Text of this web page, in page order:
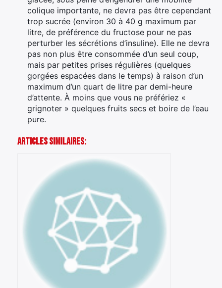
colique importante, ne devra pas être cependant
trop sucrée (environ 30 à 40 g maximum par
litre, de préférence du fructose pour ne pas
perturber les sécrétions d’insuline). Elle ne devra
pas non plus être consommée d’un seul coup,
mais par petites prises régulières (quelques
gorgées espacées dans le temps) à raison d’un
maximum d’un quart de litre par demi-heure
d’attente. À moins que vous ne préfériez «
grignoter » quelques fruits secs et boire de l’eau
pure.
Articles Similaires: